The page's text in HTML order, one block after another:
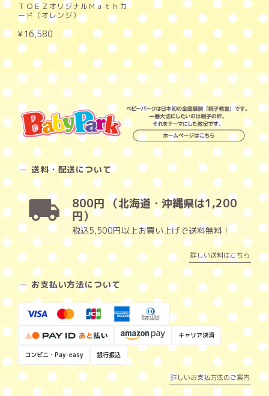
ＴＯＥＺオリジナルＭａｔｈカ
ード（オレンジ）
¥16,580
送料・配送について
800円 （北海道・沖縄県は1,200
円）
税込5,500円以上お買い上げで送料無料！
詳しい送料はこちら
お支払い方法について
キャリア決済
コンビニ・Pay-easy 銀行振込
詳しいお支払方法のご案内